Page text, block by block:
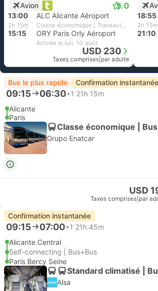
Avion
5.0
13:00 ALC Alicante Aéroport
2h 15m Classe économique | Transavia France
15:15 ORY Paris Orly Aéroport
Arrivée le lun. 10 août
USD 230
Taxes comprises par adulte
18:55
2h 15m
21:10
Bus le plus rapide Confirmation instantanée
09:15 06:30+1 21h 15m
Alicante
Paris
Classe économique | Bus
Grupo Enatcar
USD
Taxes comprises par
Confirmation instantanée
09:15 07:00+1 21h 45m
Alicante Central
Self-connecting | Bus+Bus
Paris Bercy Seine
Standard climatisé |
Alsa